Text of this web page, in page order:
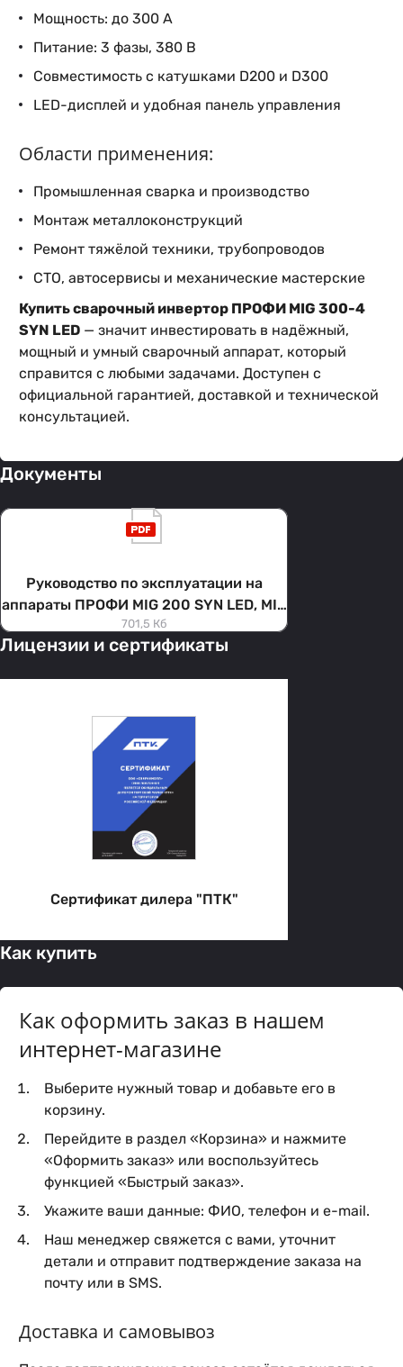
Мощность: до 300 А
Питание: 3 фазы, 380 В
Совместимость с катушками D200 и D300
LED-дисплей и удобная панель управления
Области применения:
Промышленная сварка и производство
Монтаж металлоконструкций
Ремонт тяжёлой техники, трубопроводов
СТО, автосервисы и механические мастерские
Купить сварочный инвертор ПРОФИ MIG 300-4
SYN LED — значит инвестировать в надёжный,
мощный и умный сварочный аппарат, который
справится с любыми задачами. Доступен с
официальной гарантией, доставкой и технической
консультацией.
Документы
Руководство по эксплуатации на
аппараты ПРОФИ MIG 200 SYN LED, MIG
250 SYN LED и MIG 300-4 SYN LED
701,5 Кб
Лицензии и сертификаты
Сертификат дилера "ПТК"
Как купить
Как оформить заказ в нашем
интернет-магазине
Выберите нужный товар и добавьте его в
корзину.
Перейдите в раздел «Корзина» и нажмите
«Оформить заказ» или воспользуйтесь
функцией «Быстрый заказ».
Укажите ваши данные: ФИО, телефон и e-mail.
Наш менеджер свяжется с вами, уточнит
детали и отправит подтверждение заказа на
почту или в SMS.
Доставка и самовывоз